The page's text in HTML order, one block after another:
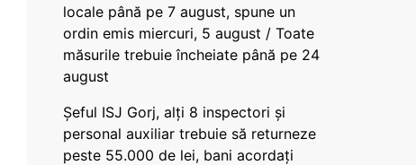
locale până pe 7 august, spune un
ordin emis miercuri, 5 august / Toate
măsurile trebuie încheiate până pe 24
august
Șeful ISJ Gorj, alți 8 inspectori și
personal auxiliar trebuie să returneze
peste 55.000 de lei, bani acordați